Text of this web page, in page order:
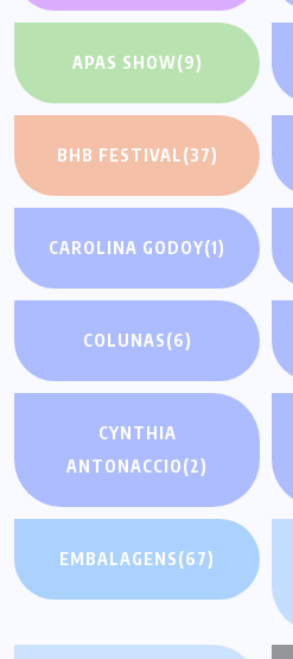
APAS SHOW(9)
BHB FESTIVAL(37)
CAROLINA GODOY(1)
COLUNAS(6)
CYNTHIA
ANTONACCIO(2)
EMBALAGENS(67)